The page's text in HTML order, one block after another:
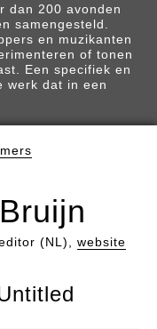
dan 200 avonden
samengesteld.
en muzikanten
of tonen
Een specifiek en
werk dat in een
(NL), website